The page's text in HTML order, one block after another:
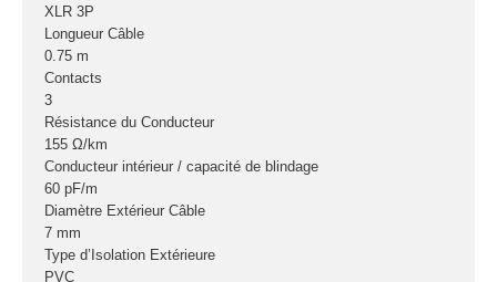
Machines à
étincelles froide
Machines à fumée-
VENTE SONO ET
ÉCLAIRAGE
Éclairage
Accessoires
XLR 3P
Longueur Câble
0.75 m
Contacts
3
Résistance du Conducteur
155 Ω/km
Conducteur intérieur / capacité de blindage
60 pF/m
Diamètre Extérieur Câble
7 mm
Type d’Isolation Extérieure
PVC